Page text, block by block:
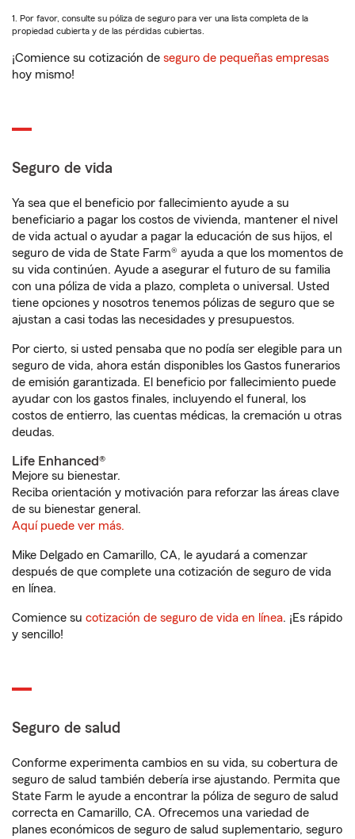
1. Por favor, consulte su póliza de seguro para ver una lista completa de la
propiedad cubierta y de las pérdidas cubiertas.
¡Comience su cotización de seguro de pequeñas empresas
hoy mismo!
Seguro de vida
Ya sea que el beneficio por fallecimiento ayude a su
beneficiario a pagar los costos de vivienda, mantener el nivel
de vida actual o ayudar a pagar la educación de sus hijos, el
seguro de vida de State Farm® ayuda a que los momentos de
su vida continúen. Ayude a asegurar el futuro de su familia
con una póliza de vida a plazo, completa o universal. Usted
tiene opciones y nosotros tenemos pólizas de seguro que se
ajustan a casi todas las necesidades y presupuestos.
Por cierto, si usted pensaba que no podía ser elegible para un
seguro de vida, ahora están disponibles los Gastos funerarios
de emisión garantizada. El beneficio por fallecimiento puede
ayudar con los gastos finales, incluyendo el funeral, los
costos de entierro, las cuentas médicas, la cremación u otras
deudas.
Life Enhanced®
Mejore su bienestar.
Reciba orientación y motivación para reforzar las áreas clave
de su bienestar general.
Aquí puede ver más.
Mike Delgado en Camarillo, CA, le ayudará a comenzar
después de que complete una cotización de seguro de vida
en línea.
Comience su cotización de seguro de vida en línea. ¡Es rápido
y sencillo!
Seguro de salud
Conforme experimenta cambios en su vida, su cobertura de
seguro de salud también debería irse ajustando. Permita que
State Farm le ayude a encontrar la póliza de seguro de salud
correcta en Camarillo, CA. Ofrecemos una variedad de
planes económicos de seguro de salud suplementario, seguro